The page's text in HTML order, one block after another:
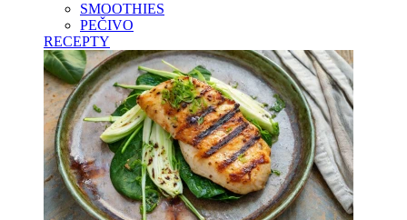
SMOOTHIES
PEČIVO
RECEPTY